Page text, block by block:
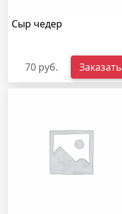
Сыр чедер
70 руб. Заказать